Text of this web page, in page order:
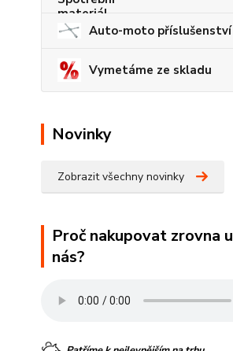
Auto-moto příslušenství
Vymetáme ze skladu
Novinky
Zobrazit všechny novinky
Proč nakupovat zrovna u
nás?